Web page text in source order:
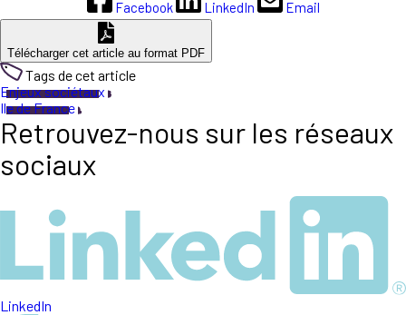
Facebook LinkedIn Email
Télécharger cet article au format PDF
Tags de cet article
Enjeux sociétaux
Ile de France
Retrouvez-nous sur les réseaux
sociaux
LinkedIn